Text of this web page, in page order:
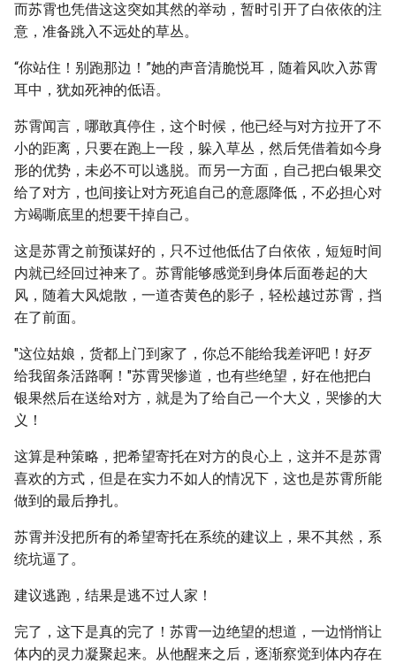
而苏霄也凭借这这突如其然的举动，暂时引开了白依依的注
意，准备跳入不远处的草丛。
“你站住！别跑那边！”她的声音清脆悦耳，随着风吹入苏霄
耳中，犹如死神的低语。
苏霄闻言，哪敢真停住，这个时候，他已经与对方拉开了不
小的距离，只要在跑上一段，躲入草丛，然后凭借着如今身
形的优势，未必不可以逃脱。而另一方面，自己把白银果交
给了对方，也间接让对方死追自己的意愿降低，不必担心对
方竭嘶底里的想要干掉自己。
这是苏霄之前预谋好的，只不过他低估了白依依，短短时间
内就已经回过神来了。苏霄能够感觉到身体后面卷起的大
风，随着大风熄散，一道杏黄色的影子，轻松越过苏霄，挡
在了前面。
"这位姑娘，货都上门到家了，你总不能给我差评吧！好歹
给我留条活路啊！"苏霄哭惨道，也有些绝望，好在他把白
银果然后在送给对方，就是为了给自己一个大义，哭惨的大
义！
这算是种策略，把希望寄托在对方的良心上，这并不是苏霄
喜欢的方式，但是在实力不如人的情况下，这也是苏霄所能
做到的最后挣扎。
苏霄并没把所有的希望寄托在系统的建议上，果不其然，系
统坑逼了。
建议逃跑，结果是逃不过人家！
完了，这下是真的完了！苏霄一边绝望的想道，一边悄悄让
体内的灵力凝聚起来。从他醒来之后，逐渐察觉到体内存在